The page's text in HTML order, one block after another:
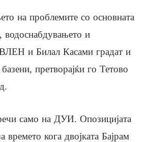
на проблемите со основната
водоснабдувањето и
ВЛЕН и Билал Касами градат и
претворајќи го Тетово
само на ДУИ. Опозицијата
времето кога двојката Бајрам